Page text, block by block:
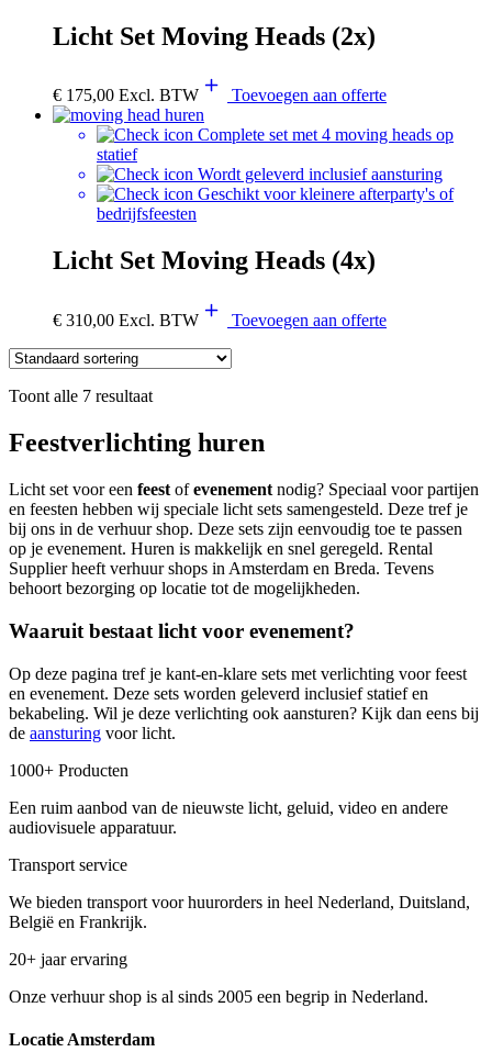
Licht Set Moving Heads (2x)
€ 175,00 Excl. BTW Toevoegen aan offerte
Complete set met 4 moving heads op
statief
Wordt geleverd inclusief aansturing
Geschikt voor kleinere afterparty's of
bedrijfsfeesten
Licht Set Moving Heads (4x)
€ 310,00 Excl. BTW Toevoegen aan offerte
Toont alle 7 resultaat
Feestverlichting huren
Licht set voor een feest ofevenement nodig? Speciaal voor partijen
en feesten hebben wij speciale licht sets samengesteld. Deze tref je
bij ons in de verhuur shop. Deze sets zijn eenvoudig toe te passen
op je evenement. Huren is makkelijk en snel geregeld. Rental
Supplier heeft verhuur shops in Amsterdam en Breda. Tevens
behoort bezorging op locatie tot de mogelijkheden.
Waaruit bestaat licht voor evenement?
Op deze pagina tref je kant-en-klare sets met verlichting voor feest
en evenement. Deze sets worden geleverd inclusief statief en
bekabeling. Wil je deze verlichting ook aansturen? Kijk dan eens bij
de aansturing voor licht.
1000+ Producten
Een ruim aanbod van de nieuwste licht, geluid, video en andere
audiovisuele apparatuur.
Transport service
We bieden transport voor huurorders in heel Nederland, Duitsland,
België en Frankrijk.
20+ jaar ervaring
Onze verhuur shop is al sinds 2005 een begrip in Nederland.
Locatie Amsterdam